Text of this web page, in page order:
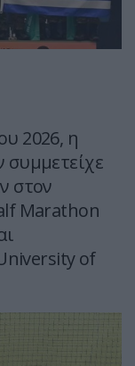
2026, η
συμμετείχε
στον
Marathon
of